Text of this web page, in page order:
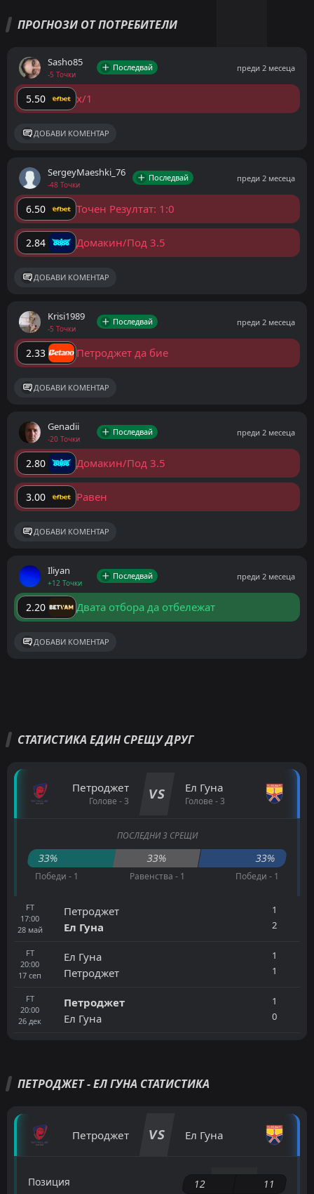
ПРОГНОЗИ ОТ ПОТРЕБИТЕЛИ
Sasho85
-5 Точки
Последвай преди 2 месеца
5.50 x/1
ДОБАВИ КОМЕНТАР
SergeyMaeshki_76
-48 Точки
Последвай преди 2 месеца
6.50 Точен Резултат: 1:0
2.84 Домакин/Под 3.5
ДОБАВИ КОМЕНТАР
Krisi1989
-5 Точки
Последвай преди 2 месеца
2.33 Петроджет да бие
ДОБАВИ КОМЕНТАР
Genadii
-20 Точки
Последвай преди 2 месеца
2.80 Домакин/Под 3.5
3.00 Равен
ДОБАВИ КОМЕНТАР
Iliyan
+12 Точки
Последвай преди 2 месеца
2.20 Двата отбора да отбележат
ДОБАВИ КОМЕНТАР
СТАТИСТИКА ЕДИН СРЕЩУ ДРУГ
Петроджет
Голове - 3 VS Ел Гуна
Голове - 3
ПОСЛЕДНИ 3 СРЕЩИ
33% 33% 33%
Победи - 1 Равенства - 1 Победи - 1
FT
17:00
28 май
Петроджет
Ел Гуна
1
2
FT
20:00
17 сеп
Ел Гуна
Петроджет
1
1
FT
20:00
26 дек
Петроджет
Ел Гуна
1
0
ПЕТРОДЖЕТ - ЕЛ ГУНА СТАТИСТИКА
Петроджет VS Ел Гуна
Позиция 12 11